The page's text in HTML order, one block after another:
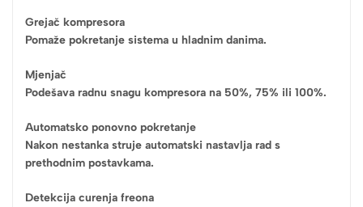
Grejač kompresora
Pomaže pokretanje sistema u hladnim danima.
Mjenjač
Podešava radnu snagu kompresora na 50%, 75% ili 100%.
Automatsko ponovno pokretanje
Nakon nestanka struje automatski nastavlja rad s
prethodnim postavkama.
Detekcija curenja freona